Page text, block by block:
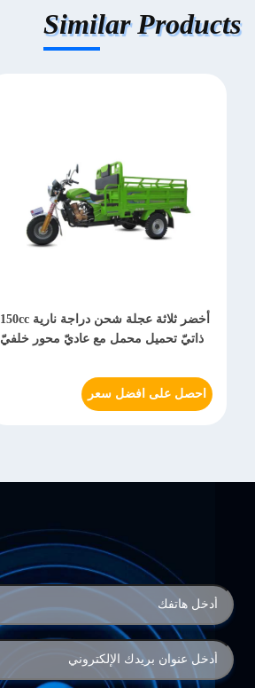
Similar Products
أخضر ثلاثة عجلة شحن دراجة نارية 150cc
ذاتيّ تحميل محمل مع عاديّ محور خلفيّ
احصل على افضل سعر